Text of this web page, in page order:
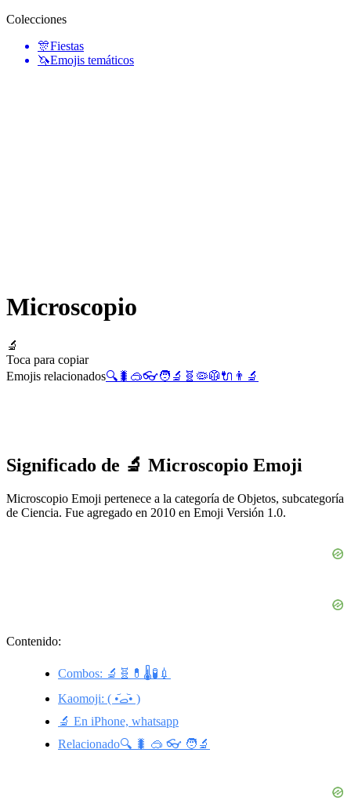
Colecciones
🎊Fiestas
🦄Emojis temáticos
Microscopio
🔬
Toca para copiar
Emojis relacionados🔍 🐛 🥽👓🧑‍🔬 🧬 🦠🥼🔌 👨‍🔬
Significado de 🔬 Microscopio Emoji
Microscopio Emoji pertenece a la categoría de Objetos, subcategoría
de Ciencia. Fue agregado en 2010 en Emoji Versión 1.0.
Contenido:
Combos: 🔬🧬💊🌡🧪💉
Kaomoji: ( •᷄ࡇ•᷅ )
🔬 En iPhone, whatsapp
Relacionado🔍 🐛 🥽 👓 🧑‍🔬